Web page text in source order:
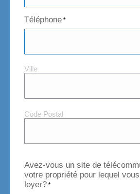
Téléphone *
Ville
et
Ville
Code Postal
Avez-vous un site de
votre propriété pour lequel
loyer? *